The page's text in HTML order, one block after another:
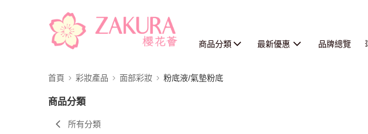
商品分類 最新優惠 品牌總覽
首頁 彩妝產品 面部彩妝 粉底液/氣墊粉底
商品分類
所有分類